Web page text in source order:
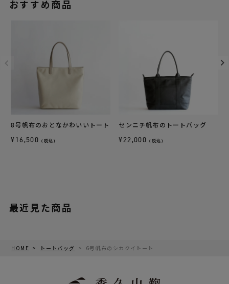
おすすめ商品
8号帆布のおとなかわいいトート
¥16,500 （税込）
センニチ帆布のトートバッグ
¥22,000 （税込）
最近見た商品
HOME トートバッグ 6号帆布のシカクイトート